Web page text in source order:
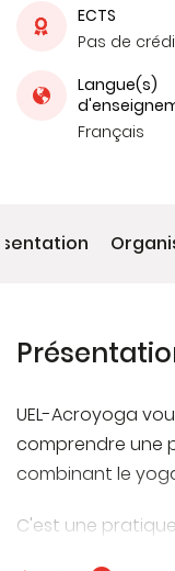
ECTS
Pas de
Langue(s)
Français
UEL-Acroyoga
comprendre une
combinant le
C'est une